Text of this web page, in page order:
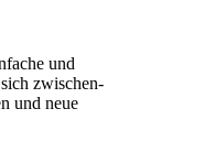
und
zwi­schen­
und neue